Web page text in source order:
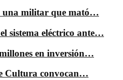
una militar que mató…
sistema eléctrico ante…
en inversión…
Cultura convocan…